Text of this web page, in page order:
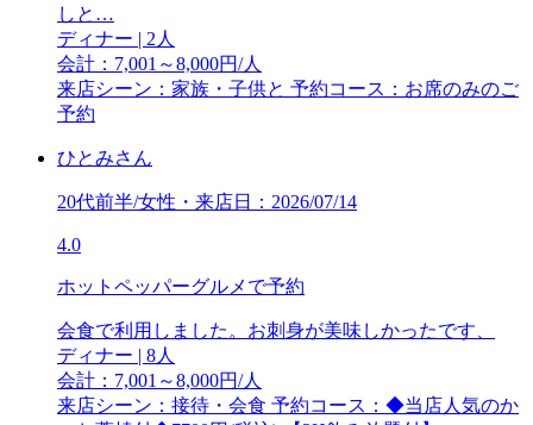
しと…
ディナー | 2人
会計：7,001～8,000円/人
来店シーン：家族・子供と 予約コース：お席のみのご
予約
ひとみさん
20代前半/女性・来店日：2026/07/14
4.0
ホットペッパーグルメで予約
会食で利用しました。お刺身が美味しかったです、
ディナー | 8人
会計：7,001～8,000円/人
来店シーン：接待・会食 予約コース：◆当店人気のか